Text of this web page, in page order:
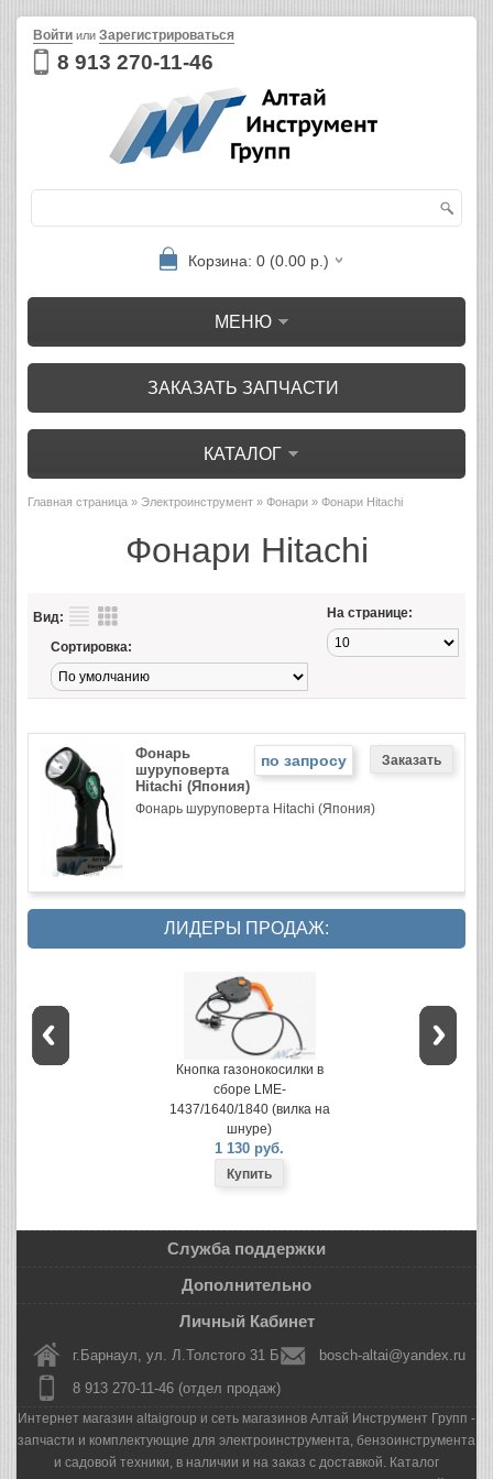
8 913 270-11-46
Войти или Зарегистрироваться
Корзина: 0 (0.00 р.)
МЕНЮ
ЗАКАЗАТЬ ЗАПЧАСТИ
КАТАЛОГ
Главная страница » Электроинструмент » Фонари » Фонари Hitachi
Фонари Hitachi
Вид: На странице:
Сортировка:
по запросу
Фонарь
шуруповерта
Hitachi (Япония)
Фонарь шуруповерта Hitachi (Япония)
ЛИДЕРЫ ПРОДАЖ:
Кнопка газонокосилки в
сборе LME-
1437/1640/1840 (вилка на
шнуре)
1 130 руб.
Служба поддержки
Дополнительно
Личный Кабинет
г.Барнаул, ул. Л.Толстого 31 Б
bosch-altai@yandex.ru
8 913 270-11-46 (отдел продаж)
Интернет магазин altaigroup и сеть магазинов Алтай Инструмент Групп -
запчасти и комплектующие для электроинструмента, бензоинструмента
и садовой техники, в наличии и на заказ с доставкой. Каталог